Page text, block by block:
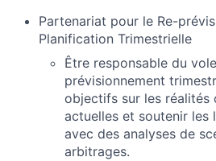
Partenariat pour le Re-
Planification Trimestrielle
Être responsable du
prévisionnement
objectifs sur les réalités
actuelles et soutenir les
avec des analyses de
arbitrages.